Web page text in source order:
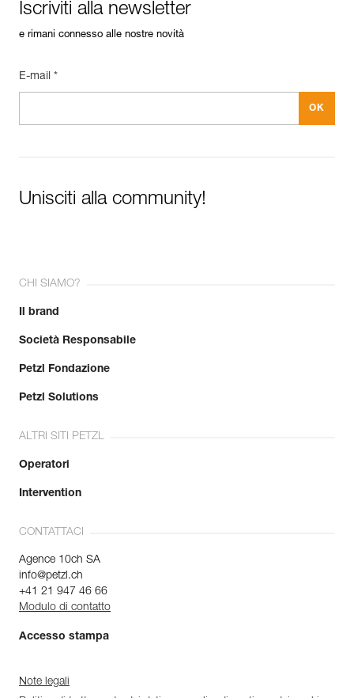
Iscriviti alla newsletter
e rimani connesso alle nostre novità
E-mail *
Unisciti alla community!
CHI SIAMO?
Il brand
Società Responsabile
Petzl Fondazione
Petzl Solutions
ALTRI SITI PETZL
Operatori
Intervention
CONTATTACI
Agence 10ch SA
info@petzl.ch
+41 21 947 46 66
Modulo di contatto
Accesso stampa
Note legali